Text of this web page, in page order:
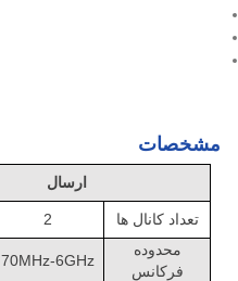
مشخصات
ارسال
تعداد کانال ها 2
محدوده
فرکانس
70MHz-6GHz